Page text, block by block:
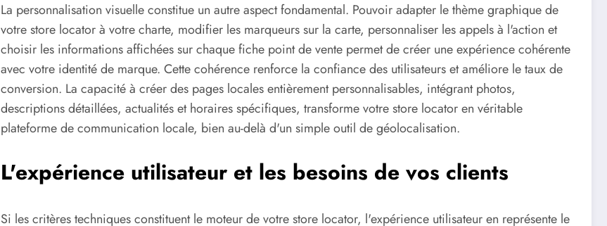
La personnalisation visuelle constitue un autre aspect fondamental. Pouvoir adapter le thème graphique de
votre store locator à votre charte, modifier les marqueurs sur la carte, personnaliser les appels à l'action et
choisir les informations affichées sur chaque fiche point de vente permet de créer une expérience cohérente
avec votre identité de marque. Cette cohérence renforce la confiance des utilisateurs et améliore le taux de
conversion. La capacité à créer des pages locales entièrement personnalisables, intégrant photos,
descriptions détaillées, actualités et horaires spécifiques, transforme votre store locator en véritable
plateforme de communication locale, bien au-delà d'un simple outil de géolocalisation.
L'expérience utilisateur et les besoins de vos clients
Si les critères techniques constituent le moteur de votre store locator, l'expérience utilisateur en représente le